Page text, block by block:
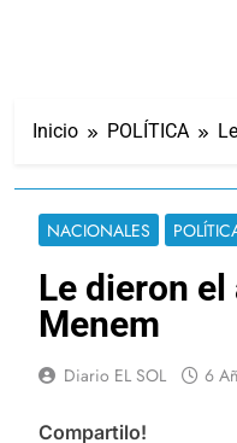
Inicio POLÍTICA
NACIONALES
Le dieron
Menem
Diario EL SOL 6
Compartilo!